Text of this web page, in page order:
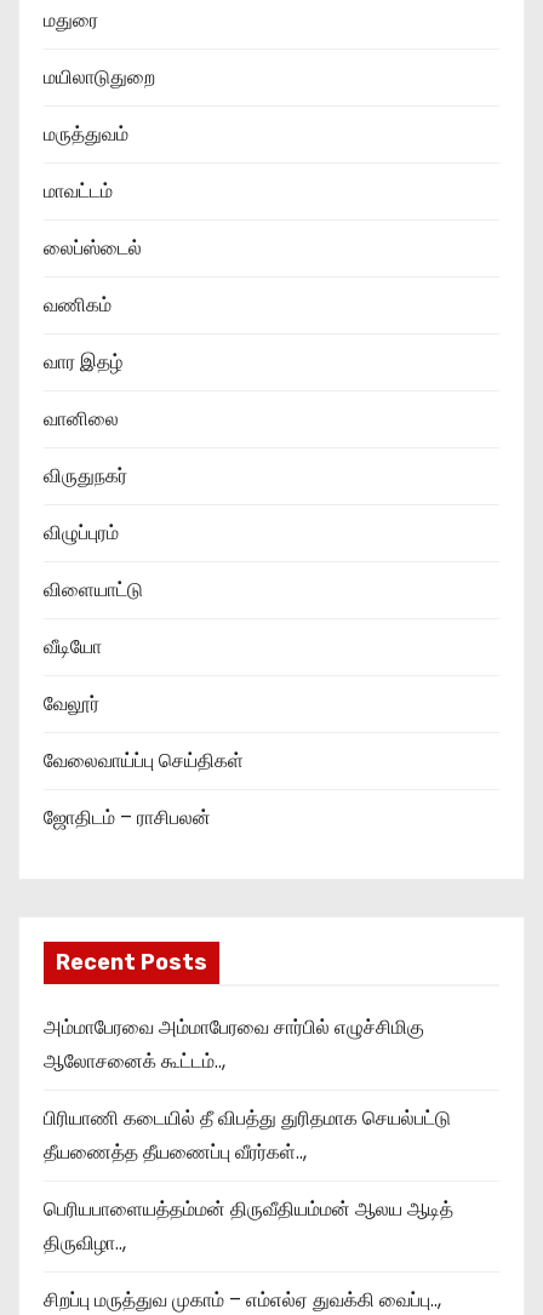
மதுரை
மயிலாடுதுறை
மருத்துவம்
மாவட்டம்
லைப்ஸ்டைல்
வணிகம்
வார இதழ்
வானிலை
விருதுநகர்
விழுப்புரம்
விளையாட்டு
வீடியோ
வேலூர்
வேலைவாய்ப்பு செய்திகள்
ஜோதிடம் – ராசிபலன்
Recent Posts
அம்மாபேரவை அம்மாபேரவை சார்பில் எழுச்சிமிகு
ஆலோசனைக் கூட்டம்..,
பிரியாணி கடையில் தீ விபத்து துரிதமாக செயல்பட்டு
தீயணைத்த தீயணைப்பு வீரர்கள்..,
பெரியபாளையத்தம்மன் திருவீதியம்மன் ஆலய ஆடித்
திருவிழா..,
சிறப்பு மருத்துவ முகாம் – எம்எல்ஏ துவக்கி வைப்பு..,